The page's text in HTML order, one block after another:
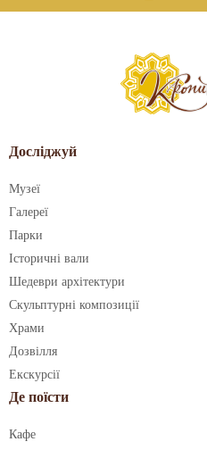
Досліджуй
Музеї
Галереї
Парки
Історичні вали
Шедеври архітектури
Скульптурні композиції
Храми
Дозвілля
Екскурсії
Де поїсти
Кафе